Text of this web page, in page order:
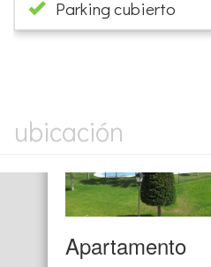
Apartamento
Playa-de-la-barrosa
1 dormitorio | 4 ocupantes